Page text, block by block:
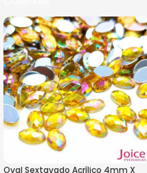
Oval Sextavado Acrílico 4mm X